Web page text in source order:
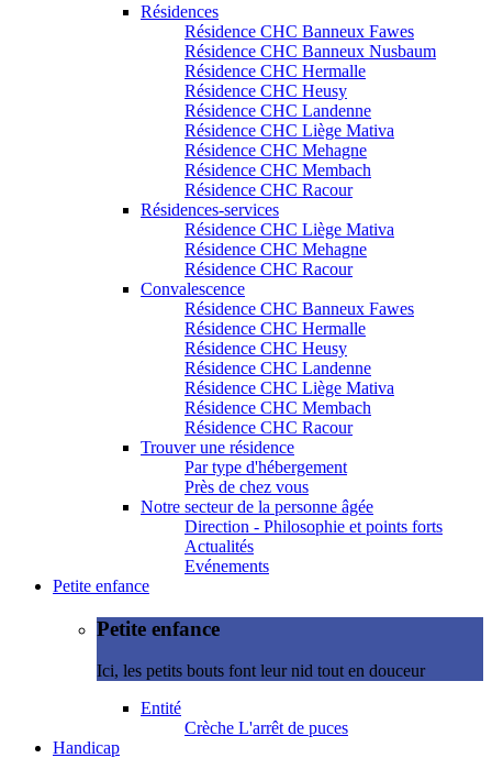
Résidences
Résidence CHC Banneux Fawes
Résidence CHC Banneux Nusbaum
Résidence CHC Hermalle
Résidence CHC Heusy
Résidence CHC Landenne
Résidence CHC Liège Mativa
Résidence CHC Mehagne
Résidence CHC Membach
Résidence CHC Racour
Résidences-services
Résidence CHC Liège Mativa
Résidence CHC Mehagne
Résidence CHC Racour
Convalescence
Résidence CHC Banneux Fawes
Résidence CHC Hermalle
Résidence CHC Heusy
Résidence CHC Landenne
Résidence CHC Liège Mativa
Résidence CHC Membach
Résidence CHC Racour
Trouver une résidence
Par type d'hébergement
Près de chez vous
Notre secteur de la personne âgée
Direction - Philosophie et points forts
Actualités
Evénements
Petite enfance
Petite enfance
Ici, les petits bouts font leur nid tout en douceur
Entité
Crèche L'arrêt de puces
Handicap